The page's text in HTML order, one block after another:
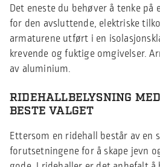
Det eneste du behøver å tenke på
for den avsluttende, elektriske
armaturene utført i en
krevende og fuktige omgivelser.
av aluminium.
RIDEHALLBELYSNING
BESTE VALGET
Ettersom en ridehall består av en
forutsetningene for å skape jevn